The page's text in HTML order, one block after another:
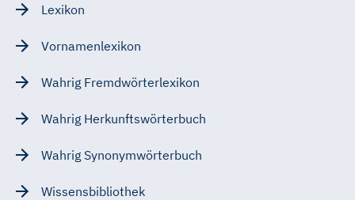
Lexikon
Vornamenlexikon
Wahrig Fremdwörterlexikon
Wahrig Herkunftswörterbuch
Wahrig Synonymwörterbuch
Wissensbibliothek